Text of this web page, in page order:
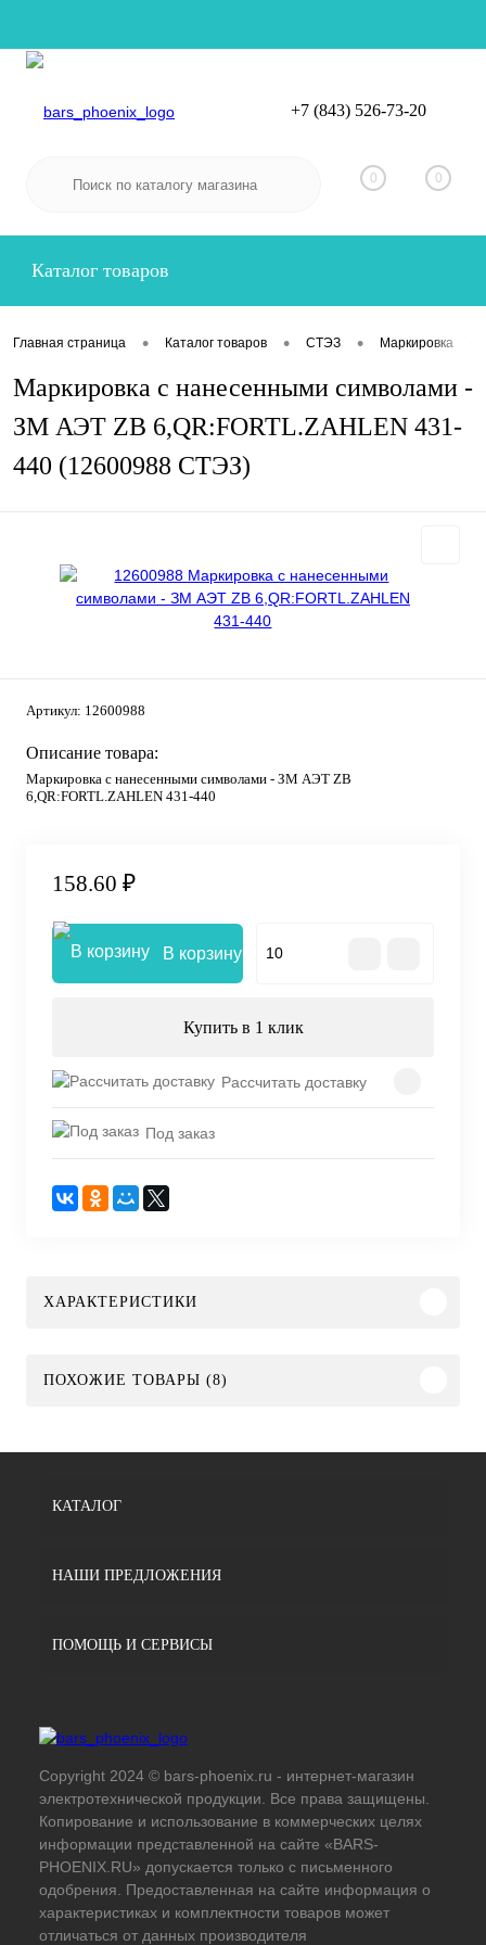
Вход
+7 (843) 526-73-20
0 0
Каталог товаров
Главная страница • Каталог товаров • СТЭЗ • Маркировка
Маркировка с нанесенными символами -
ЗМ АЭТ ZB 6,QR:FORTL.ZAHLEN 431-
440 (12600988 СТЭЗ)
Артикул: 12600988
Описание товара:
Маркировка с нанесенными символами - ЗМ АЭТ ZB
6,QR:FORTL.ZAHLEN 431-440
158.60 ₽
В корзину
Купить в 1 клик
Рассчитать доставку
Под заказ
ХАРАКТЕРИСТИКИ
ПОХОЖИЕ ТОВАРЫ (8)
КАТАЛОГ
НАШИ ПРЕДЛОЖЕНИЯ
ПОМОЩЬ И СЕРВИСЫ
Copyright 2024 © bars-phoenix.ru - интернет-магазин
электротехнической продукции. Все права защищены.
Копирование и использование в коммерческих целях
информации представленной на сайте «BARS-
PHOENIX.RU» допускается только с письменного
одобрения. Предоставленная на сайте информация о
характеристиках и комплектности товаров может
отличаться от данных производителя